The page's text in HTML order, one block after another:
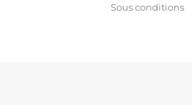
Sous conditions